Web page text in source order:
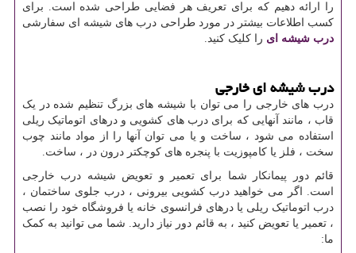
را ارائه دهیم که برای تعریف هر فضایی طراحی شده است. برای
کسب اطلاعات بیشتر در مورد طراحی درب های شیشه ای سفارشی
درب شیشه ای را کلیک کنید.
درب شیشه ای خارجی
درب های خارجی را می توان با شیشه های بزرگ تنظیم شده در یک
قاب ، مانند آنهایی که برای درب های کشویی و درهای اتوماتیک ریلی
استفاده می شود ، ساخت و یا می توان آنها را از مواد مانند چوب
سخت ، فلز یا کامپوزیت با پنجره های کوچکتر درون در ، ساخت.
قائم دور پیمانکار شما برای تعمیر و تعویض شیشه درب خارجی
است. اگر می خواهید درب کشویی بیرونی ، درب جلوی ساختمان ،
درب اتوماتیک ریلی یا درهای فرانسوی خانه یا فروشگاه خود را نصب
، تعمیر یا تعویض کنید ، به قائم دور نیاز دارید. شما می توانید به کمک
ما: